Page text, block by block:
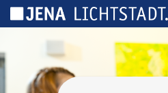
Panel zarządzania plikami cookies